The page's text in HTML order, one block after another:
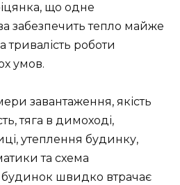
що одне
забезпечить тепло майже
тривалість роботи
умов.
завантаження, якість
тяга в димоході,
утеплення будинку,
та схема
швидко втрачає